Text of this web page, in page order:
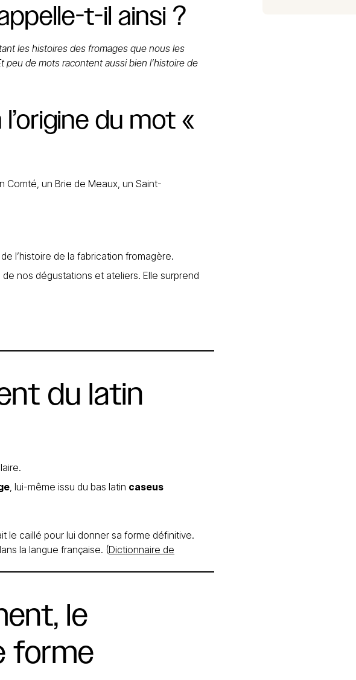
t-il ainsi ?
les histoires des fromages que nous les
de mots racontent aussi bien l’histoire de
l’origine du mot «
Comté, un Brie de Meaux, un Saint-
l’histoire de la fabrication fromagère.
nos dégustations et ateliers. Elle surprend
du latin
, lui-même issu du bas latin caseus
le caillé pour lui donner sa forme définitive.
la langue française. (Dictionnaire de
le
forme